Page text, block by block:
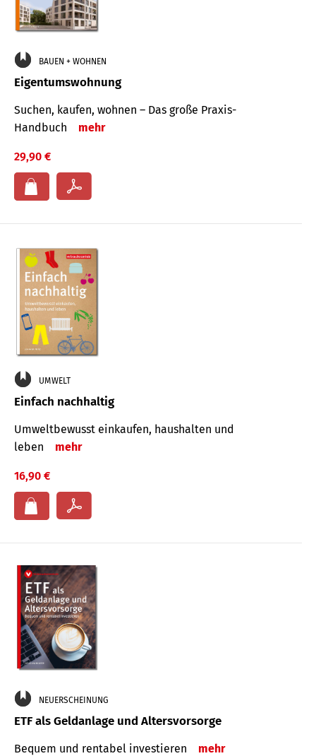
BAUEN + WOHNEN
Eigentumswohnung
Suchen, kaufen, wohnen – Das große Praxis-
Handbuch
mehr
29,90 €
UMWELT
Einfach nachhaltig
Umweltbewusst einkaufen, haushalten und
leben
mehr
16,90 €
NEUERSCHEINUNG
ETF als Geldanlage und Altersvorsorge
Bequem und rentabel investieren mehr